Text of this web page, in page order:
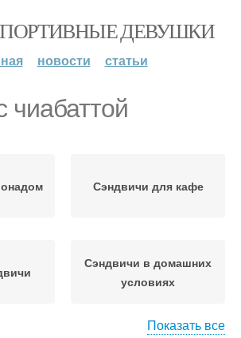
СПОРТИВНЫЕ ДЕВУШКИ
новости статьи
чиабаттой
Сэндвичи для кафе
Сэндвичи в домашних
условиях
Показать все